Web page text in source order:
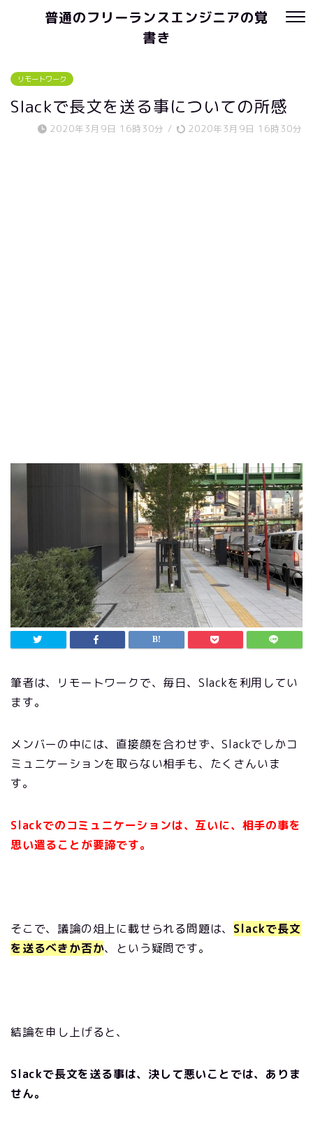
普通のフリーランスエンジニアの覚
書き
リモートワーク
Slackで長文を送る事についての所感
2020年3月9日 16時30分 / 2020年3月9日 16時30分
筆者は、リモートワークで、毎日、 Slackを利用してい
ます。
メンバーの中には、直接顔を合わせず、Slackでしかコ
ミュニケーションを取らない相手も、たくさんいま
す。
Slackでのコミュニケーションは、互いに、相手の事を
思い遣ることが要諦です。
そこで、議論の俎上に載せられる問題は、 Slackで長文
を送るべきか否か、という疑問です。
結論を申し上げると、
Slackで長文を送る事は、決して悪いことでは、ありま
せん。